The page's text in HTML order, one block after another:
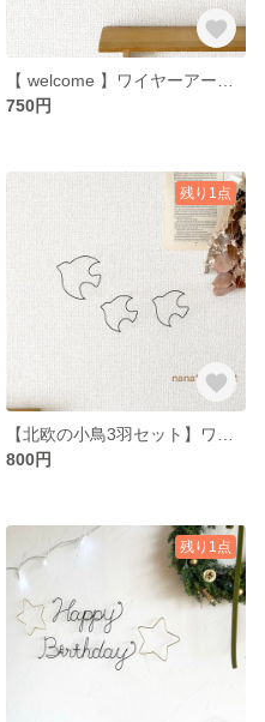
750円
残り1点
800円
残り1点